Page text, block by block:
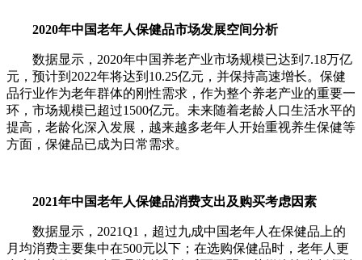
2020年中国老年人保健品市场发展空间分析
数据显示，2020年中国养老产业市场规模已达到7.18万亿
元，预计到2022年将达到10.25亿元，并保持高速增长。保健
品行业作为老年群体的刚性需求，作为整个养老产业的重要一
环，市场规模已超过1500亿元。未来随着老龄人口生活水平的
提高，老龄化深入发展，越来越多老年人开始重视养生保健等
方面，保健品已成为日常需求。
2021年中国老年人保健品消费支出及购买考虑因素
数据显示，2021Q1，超过九成中国老年人在保健品上的
月均消费主要集中在500元以下；在选购保健品时，老年人更